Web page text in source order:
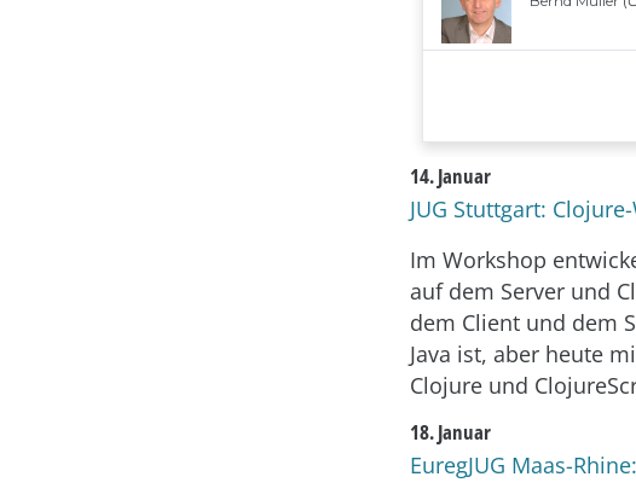
14. Januar
JUG Stuttgart:
Im Workshop
auf dem Server und
dem Client und dem
Java ist, aber heute
Clojure und
18. Januar
EuregJUG Maas-